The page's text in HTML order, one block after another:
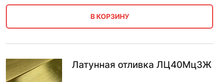
В КОРЗИНУ
Латунная отливка ЛЦ40Мц3Ж